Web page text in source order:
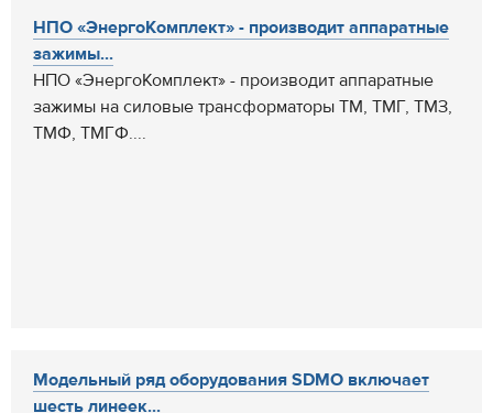
НПО «ЭнергоКомплект» - производит аппаратные
зажимы...
НПО «ЭнергоКомплект» - производит аппаратные
зажимы на силовые трансформаторы ТМ, ТМГ, ТМЗ,
ТМФ, ТМГФ....
Модельный ряд оборудования SDMO включает
шесть линеек...